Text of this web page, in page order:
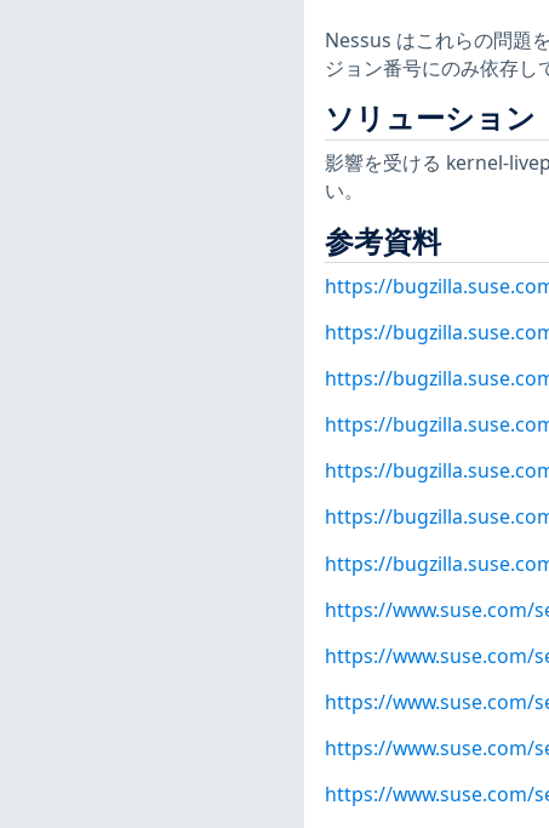
Nessus はこれらの問題
ジョン番号にのみ依存し
ソリューション
影響を受ける kernel-
い。
参考資料
https://
https://
https://
https://
https://
https://
https://
https://www.suse.com/
https://www.suse.com/
https://www.suse.com/
https://www.suse.com/
https://www.suse.com/